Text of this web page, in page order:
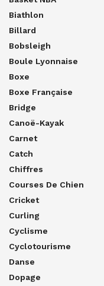
Biathlon
Billard
Bobsleigh
Boule Lyonnaise
Boxe
Boxe Française
Bridge
Canoë-Kayak
Carnet
Catch
Chiffres
Courses De Chien
Cricket
Curling
Cyclisme
Cyclotourisme
Danse
Dopage